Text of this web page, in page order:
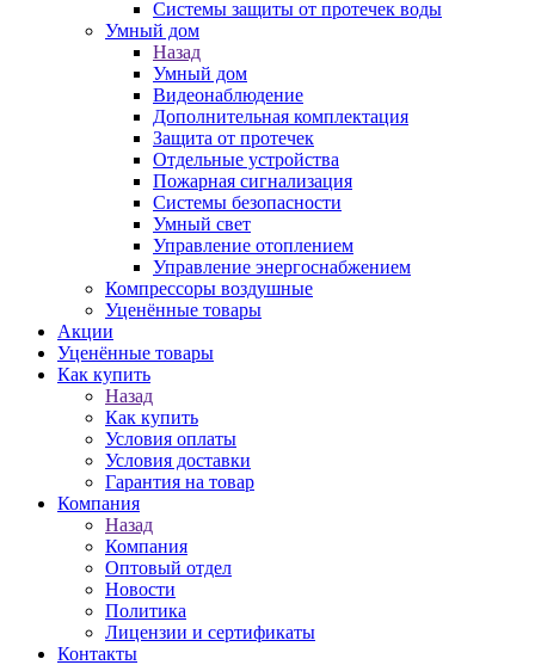
Системы защиты от протечек воды
Умный дом
Назад
Умный дом
Видеонаблюдение
Дополнительная комплектация
Защита от протечек
Отдельные устройства
Пожарная сигнализация
Системы безопасности
Умный свет
Управление отоплением
Управление энергоснабжением
Компрессоры воздушные
Уценённые товары
Акции
Уценённые товары
Как купить
Назад
Как купить
Условия оплаты
Условия доставки
Гарантия на товар
Компания
Назад
Компания
Оптовый отдел
Новости
Политика
Лицензии и сертификаты
Контакты